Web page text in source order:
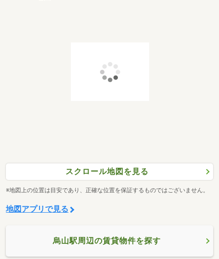
スクロール地図を見る
※地図上の位置は目安であり、正確な位置を保証するものではございません。
地図アプリで見る
烏山駅周辺の賃貸物件を探す